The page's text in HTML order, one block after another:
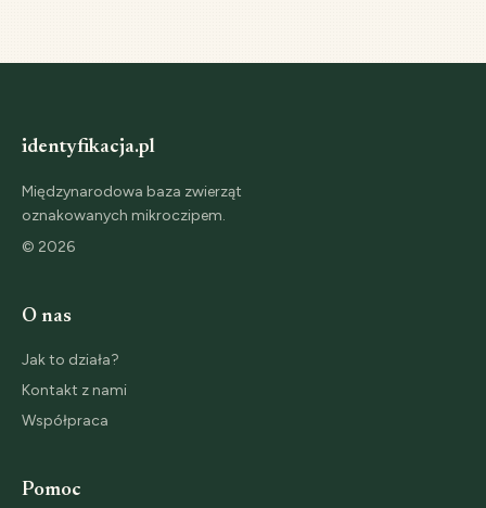
identyfikacja.pl
Międzynarodowa baza zwierząt
oznakowanych mikroczipem.
© 2026
O nas
Jak to działa?
Kontakt z nami
Współpraca
Pomoc